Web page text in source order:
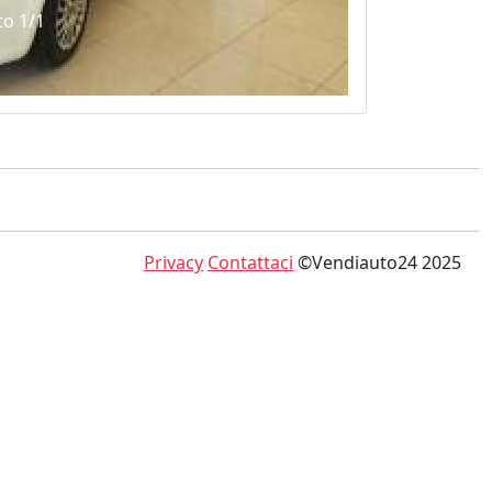
1/1
Privacy Contattaci ©Vendiauto24 2025